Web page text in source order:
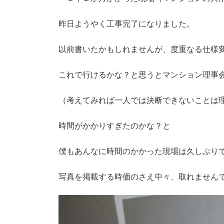
時
昨日ようやく工事完了になりました。
以前書いたかもしれませんが、度重なる仕様
これで行けるかな？と思うとマンション理事
（考えてみれば一人では決断できないこと
時間がかかりすぎたのかな？と
僕もあんなに時間のかかった現場は久しぶり
写真を掲載する時価のさえ中々、取れません